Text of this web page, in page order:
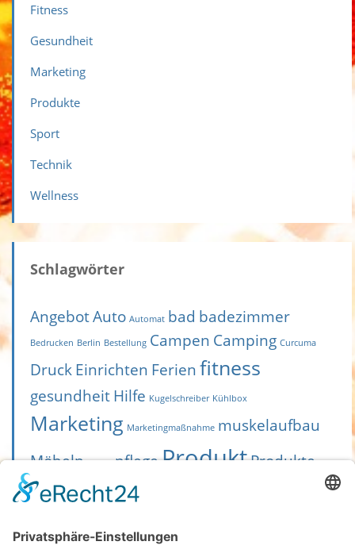
Fitness
Gesundheit
Marketing
Produkte
Sport
Technik
Wellness
Schlagwörter
AngebotAuto Automat bad badezimmer
Bedrucken Berlin Bestellung Campen Camping Curcuma
Druck Einrichten Ferienfitness
gesundheit Hilfe Kugelschreiber Kühlbox
Marketing Marketingmaßnahme muskelaufbau
Möbeln Nüsse pflegeProduktProdukte
Scooter seniorensport